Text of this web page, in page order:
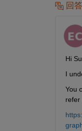
回答
Hi
I
You
refer